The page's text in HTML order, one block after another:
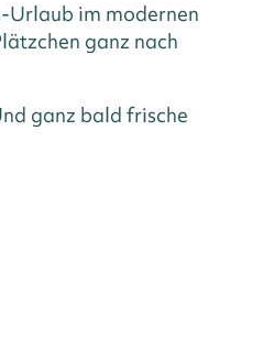
Urlaub im modernen
ganz nach
ganz bald frische